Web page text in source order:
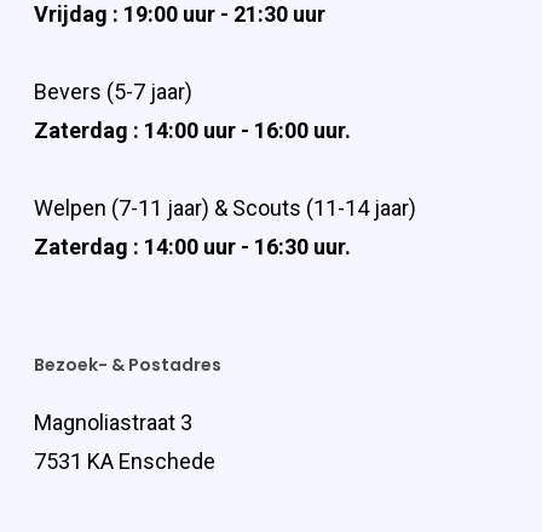
Vrijdag : 19:00 uur - 21:30 uur
Bevers (5-7 jaar)
Zaterdag : 14:00 uur - 16:00 uur.
Welpen (7-11 jaar) & Scouts (11-14 jaar)
Zaterdag : 14:00 uur - 16:30 uur.
Bezoek- & Postadres
Magnoliastraat 3
7531 KA Enschede